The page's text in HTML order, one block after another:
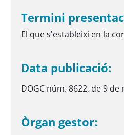
Termini
El que s'estableixi en la
Data publicació:
DOGC núm. 8622, de 9 de
Òrgan gestor: